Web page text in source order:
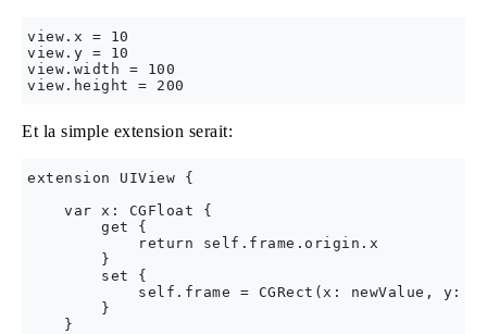
view.x = 10
view.y = 10
view.width = 100
Et la simple extension serait:
extension UIView {
    var x: CGFloat {
        get {
            return self.frame.origin.x
        }
        set {
self.frame = CGRect(x: newValue, y:
        }
    }